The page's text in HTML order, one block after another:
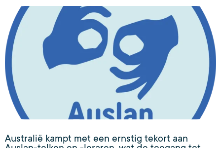
Australië kampt met een ernstig tekort aan